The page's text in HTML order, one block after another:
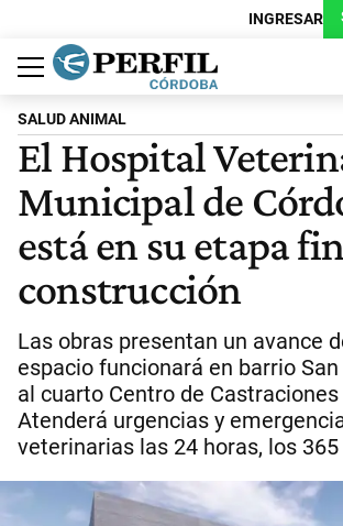
INGRESAR
Política
Economía
Judiciales
Sociedad
Cultura
Espectáculos
Deportes
Protagonistas
SALUD ANIMAL
El Hospital
Municipal de
está en su etapa
construcción
Las obras presentan un avance
espacio funcionará en barrio
al cuarto Centro de
Atenderá urgencias y
veterinarias las 24 horas, los